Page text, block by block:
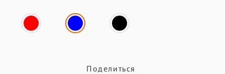
Поделиться